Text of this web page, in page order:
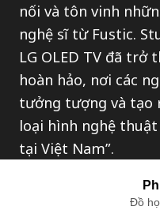
nối và tôn vinh
nghệ sĩ từ Fustic.
LG OLED TV đã
hoàn hảo, nơi các
tưởng tượng và tạo
loại hình nghệ
tại Việt Nam”.
Đồ